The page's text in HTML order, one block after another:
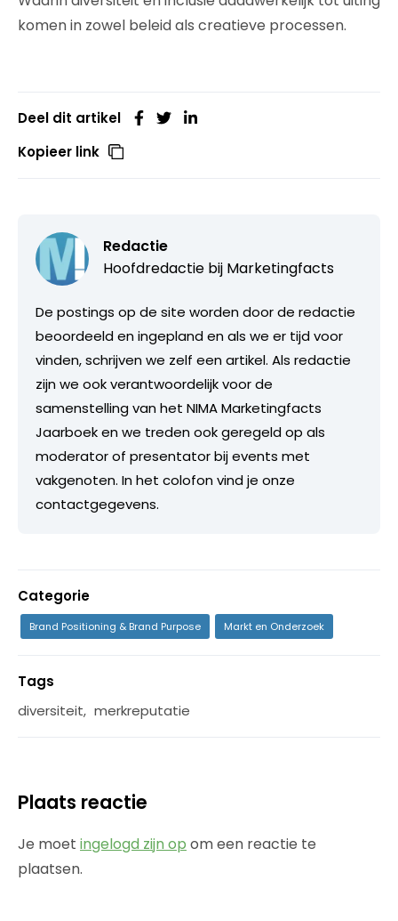
komen in zowel beleid als creatieve processen.
Deel dit artikel
Kopieer link
Redactie
Hoofdredactie bij Marketingfacts
De postings op de site worden door de redactie
beoordeeld en ingepland en als we er tijd voor
vinden, schrijven we zelf een artikel. Als redactie
zijn we ook verantwoordelijk voor de
samenstelling van het NIMA Marketingfacts
Jaarboek en we treden ook geregeld op als
moderator of presentator bij events met
vakgenoten. In het colofon vind je onze
contactgegevens.
Categorie
Brand Positioning & Brand Purpose Markt en Onderzoek
Tags
diversiteit, merkreputatie
Plaats reactie
Je moet ingelogd zijn op om een reactie te
plaatsen.